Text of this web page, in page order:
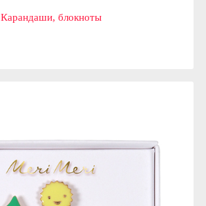
Карандаши, блокноты